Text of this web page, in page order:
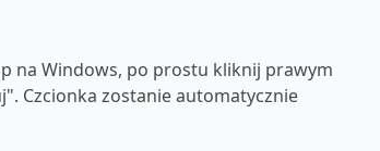
na Windows, po prostu kliknij prawym
Czcionka zostanie automatycznie